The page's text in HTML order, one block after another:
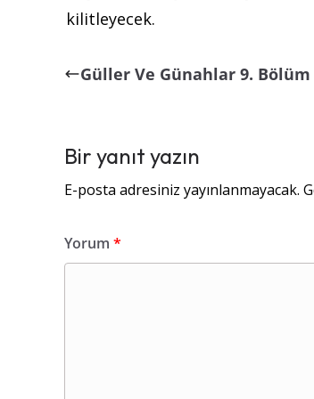
kilitleyecek.
Güller Ve Günahlar 9. Bölüm
Bir yanıt yazın
E-posta adresiniz yayınlanmayacak.
Yorum *